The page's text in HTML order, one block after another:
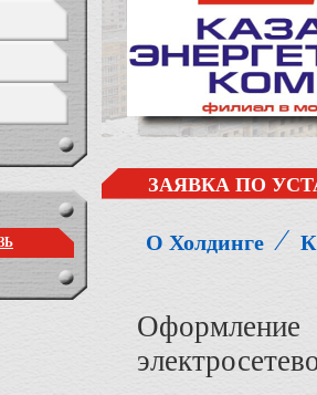
ЗАЯВКА ПО
О Холдинге ⁄